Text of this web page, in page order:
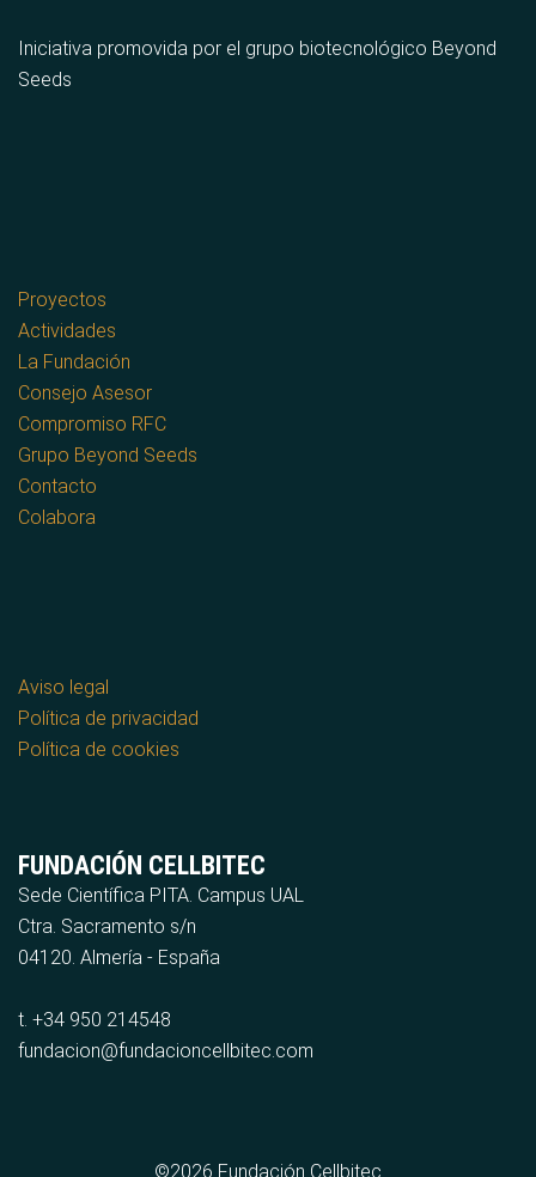
Iniciativa promovida por el grupo biotecnológico Beyond
Seeds
Proyectos
Actividades
La Fundación
Consejo Asesor
Compromiso RFC
Grupo Beyond Seeds
Contacto
Colabora
Aviso legal
Política de privacidad
Política de cookies
FUNDACIÓN CELLBITEC
Sede Científica PITA. Campus UAL
Ctra. Sacramento s/n
04120. Almería - España
t. +34 950 214548
fundacion@fundacioncellbitec.com
©2026 Fundación Cellbitec